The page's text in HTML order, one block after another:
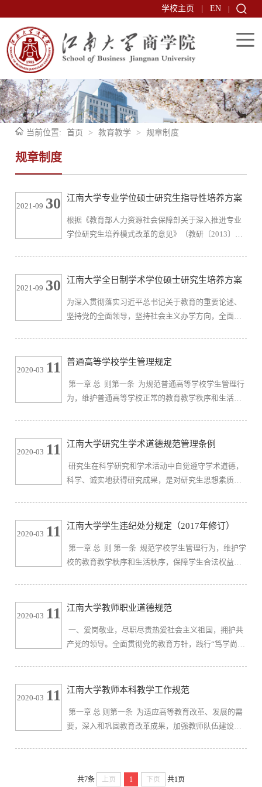
学校主页 EN
当前位置: 首页 > 教育教学 > 规章制度
规章制度
2021-09 30 江南大学专业学位硕士研究生指导性培养方案
根据《教育部人力资源社会保障部关于深入推进专业
学位研究生培养模式改革的意见》（教研〔2013〕3
件，为进一步提高我校专业学位硕士研究生培养质量,
实党的十九大精神和全国教育大会精神，面向国家发
展重大战略，面向行业产业人才需求，把立德树人作
2021-09 30 江南大学全日制学术学位硕士研究生培养方案
为深入贯彻落实习近平总书记关于教育的重要论述、
坚持党的全面领导，坚持社会主义办学方向，全面落
时代对高层次人才的需求，特制定本培养方案。一、
导，全面贯彻全国教育大会、全国研究生教育大会、
高等学校课程思政建设指导纲要精神。以立德树人为
2020-03 11 普通高等学校学生管理规定
​ 第一章 总 则第一条 为规范普通高等学校学生管理行
为，维护普通高等学校正常的教育教学秩序和生活秩
高等教育法以及有关法律、法规，制定本规定。第二
的科学研究机构(以下称学校)对接受普通高等学历教育
的研究生和本科、专科(高职)学生（以下称学生）的管
2020-03 11 江南大学研究生学术道德规范管理条例
研究生在科学研究和学术活动中自觉遵守学术道德，
科学、诚实地获得研究成果，是对研究生思想素质和
部《关于加强学术道德建设的若干意见》，落实《教
社科〔2009〕3号)和《国务院学位委员会关于在学位
授予工作中加强学术道德和学术规范建设的意见》(学
2020-03 11 江南大学学生违纪处分规定（2017年修订）
​ 第一章 总 则 第一条 规范学校学生管理行为，维护学
校的教育教学秩序和生活秩序，保障学生合法权益，
华人民共和国高等教育法》、《普通高等学校学生管
关法律、法规，结合我校实际情况，制定本规定。第
二条 本规定适用于江南大学在籍全日制本科生、研究
2020-03 11 江南大学教师职业道德规范
​ 一、爱岗敬业，尽职尽责热爱社会主义祖国，拥护共
产党的领导。全面贯彻党的教育方针，践行“笃学尚
于创新。树立优良教风，理论联系实际，刻苦钻研业
建设和社会经济发展作贡献。倡导学术民主，抵制学
术腐败，正确处理教学与科研的关系，不断提高自身
2020-03 11 江南大学教师本科教学工作规范
​ 第一章 总 则第一条 为适应高等教育改革、发展的需
要，深入和巩固教育改革成果，加强教师队伍建设，
热爱社会主义，忠诚于人民的教育事业，自觉地尽职
共7条 上页 1 下页 共1页